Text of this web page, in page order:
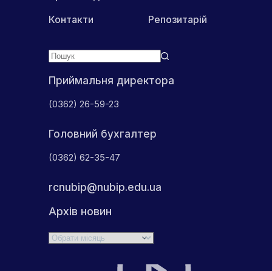
Приймальня директора
(0362) 26-59-23
Головний бухгалтер
(0362) 62-35-47
rcnubip@nubip.edu.ua
Архів новин
Архіви
Контакти
Репозитарій